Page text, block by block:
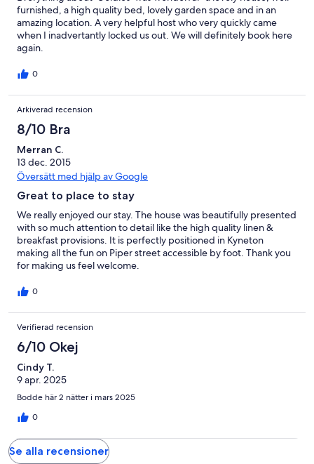
furnished, a high quality bed, lovely garden space and in an
amazing location. A very helpful host who very quickly came
when I inadvertantly locked us out. We will definitely book here
again.
0
Arkiverad recension
8/10 Bra
Merran C.
13 dec. 2015
Översätt med hjälp av Google
Great to place to stay
We really enjoyed our stay. The house was beautifully presented
with so much attention to detail like the high quality linen &
breakfast provisions. It is perfectly positioned in Kyneton
making all the fun on Piper street accessible by foot. Thank you
for making us feel welcome.
0
Verifierad recension
6/10 Okej
Cindy T.
9 apr. 2025
Bodde här 2 nätter i mars 2025
0
Se alla recensioner